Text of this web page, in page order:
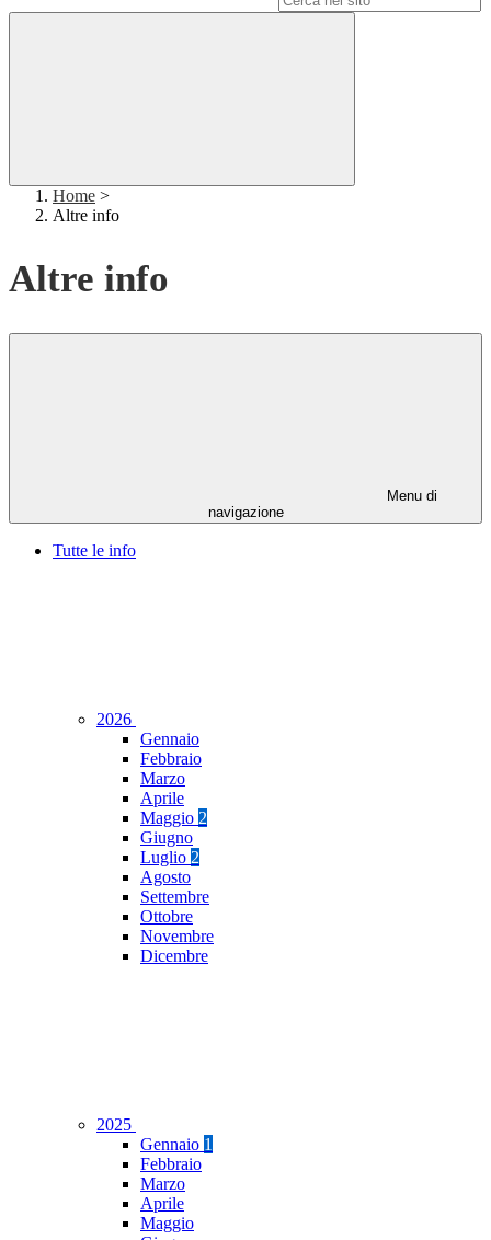
Home >
Altre info
Altre info
Menu di
navigazione
Tutte le info
2026
Gennaio
Febbraio
Marzo
Aprile
Maggio 2
Giugno
Luglio 2
Agosto
Settembre
Ottobre
Novembre
Dicembre
2025
Gennaio 1
Febbraio
Marzo
Aprile
Maggio